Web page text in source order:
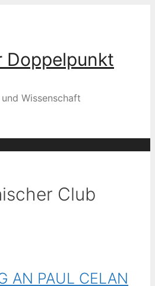
Doppelpunkt
Wissenschaft
Club
AN PAUL CELAN